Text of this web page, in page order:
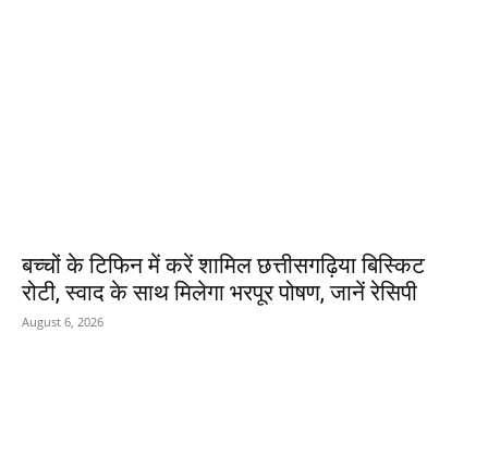
बच्चों के टिफिन में करें शामिल छत्तीसगढ़िया बिस्किट
रोटी, स्वाद के साथ मिलेगा भरपूर पोषण, जानें रेसिपी
August 6, 2026